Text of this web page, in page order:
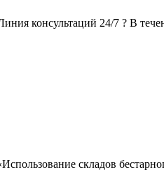
консультаций 24/7 ? В
складов